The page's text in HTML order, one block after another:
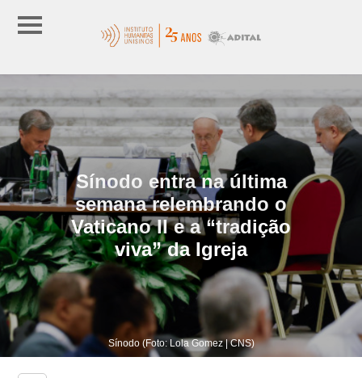
Sínodo entra na última
semana relembrando o
Vaticano II e a “tradição
viva” da Igreja
Sínodo (Foto: Lola Gomez | CNS)